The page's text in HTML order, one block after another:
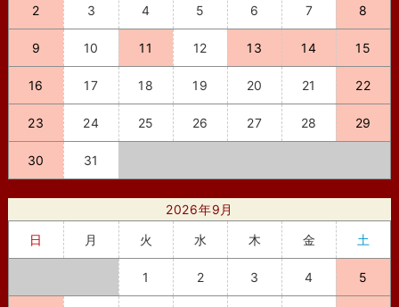
2 3 4 5 6 7 8
9 10 11 12 13 14 15
16 17 18 19 20 21 22
23 24 25 26 27 28 29
30 31
2026年9月
日
月 火 水 木 金 土
1 2 3 4 5